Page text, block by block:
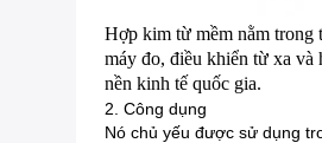
Hợp kim từ mềm nằm trong
máy đo, điều khiển từ xa và
nền kinh tế quốc gia.
2. Công dụng
Nó chủ yếu được sử dụng